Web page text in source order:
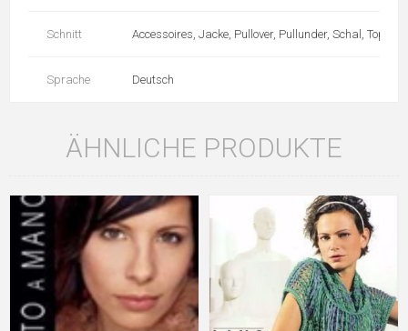
Schnitt Accessoires, Jacke, Pullover, Pullunder, Schal, Top
Sprache Deutsch
ÄHNLICHE PRODUKTE